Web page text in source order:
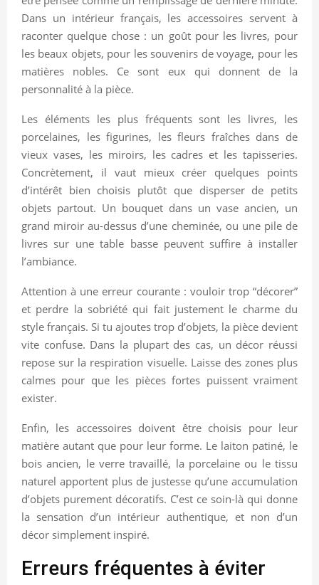
Dans un intérieur français, les accessoires servent à
raconter quelque chose : un goût pour les livres, pour
les beaux objets, pour les souvenirs de voyage, pour les
matières nobles. Ce sont eux qui donnent de la
personnalité à la pièce.
Les éléments les plus fréquents sont les livres, les
porcelaines, les figurines, les fleurs fraîches dans de
vieux vases, les miroirs, les cadres et les tapisseries.
Concrètement, il vaut mieux créer quelques points
d’intérêt bien choisis plutôt que disperser de petits
objets partout. Un bouquet dans un vase ancien, un
grand miroir au-dessus d’une cheminée, ou une pile de
livres sur une table basse peuvent suffire à installer
l’ambiance.
Attention à une erreur courante : vouloir trop “décorer”
et perdre la sobriété qui fait justement le charme du
style français. Si tu ajoutes trop d’objets, la pièce devient
vite confuse. Dans la plupart des cas, un décor réussi
repose sur la respiration visuelle. Laisse des zones plus
calmes pour que les pièces fortes puissent vraiment
exister.
Enfin, les accessoires doivent être choisis pour leur
matière autant que pour leur forme. Le laiton patiné, le
bois ancien, le verre travaillé, la porcelaine ou le tissu
naturel apportent plus de justesse qu’une accumulation
d’objets purement décoratifs. C’est ce soin-là qui donne
la sensation d’un intérieur authentique, et non d’un
décor simplement inspiré.
Erreurs fréquentes à éviter